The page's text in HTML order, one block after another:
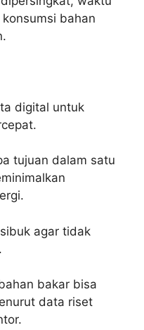
bahan
digital untuk
tujuan dalam satu
agar tidak
bakar bisa
data riset